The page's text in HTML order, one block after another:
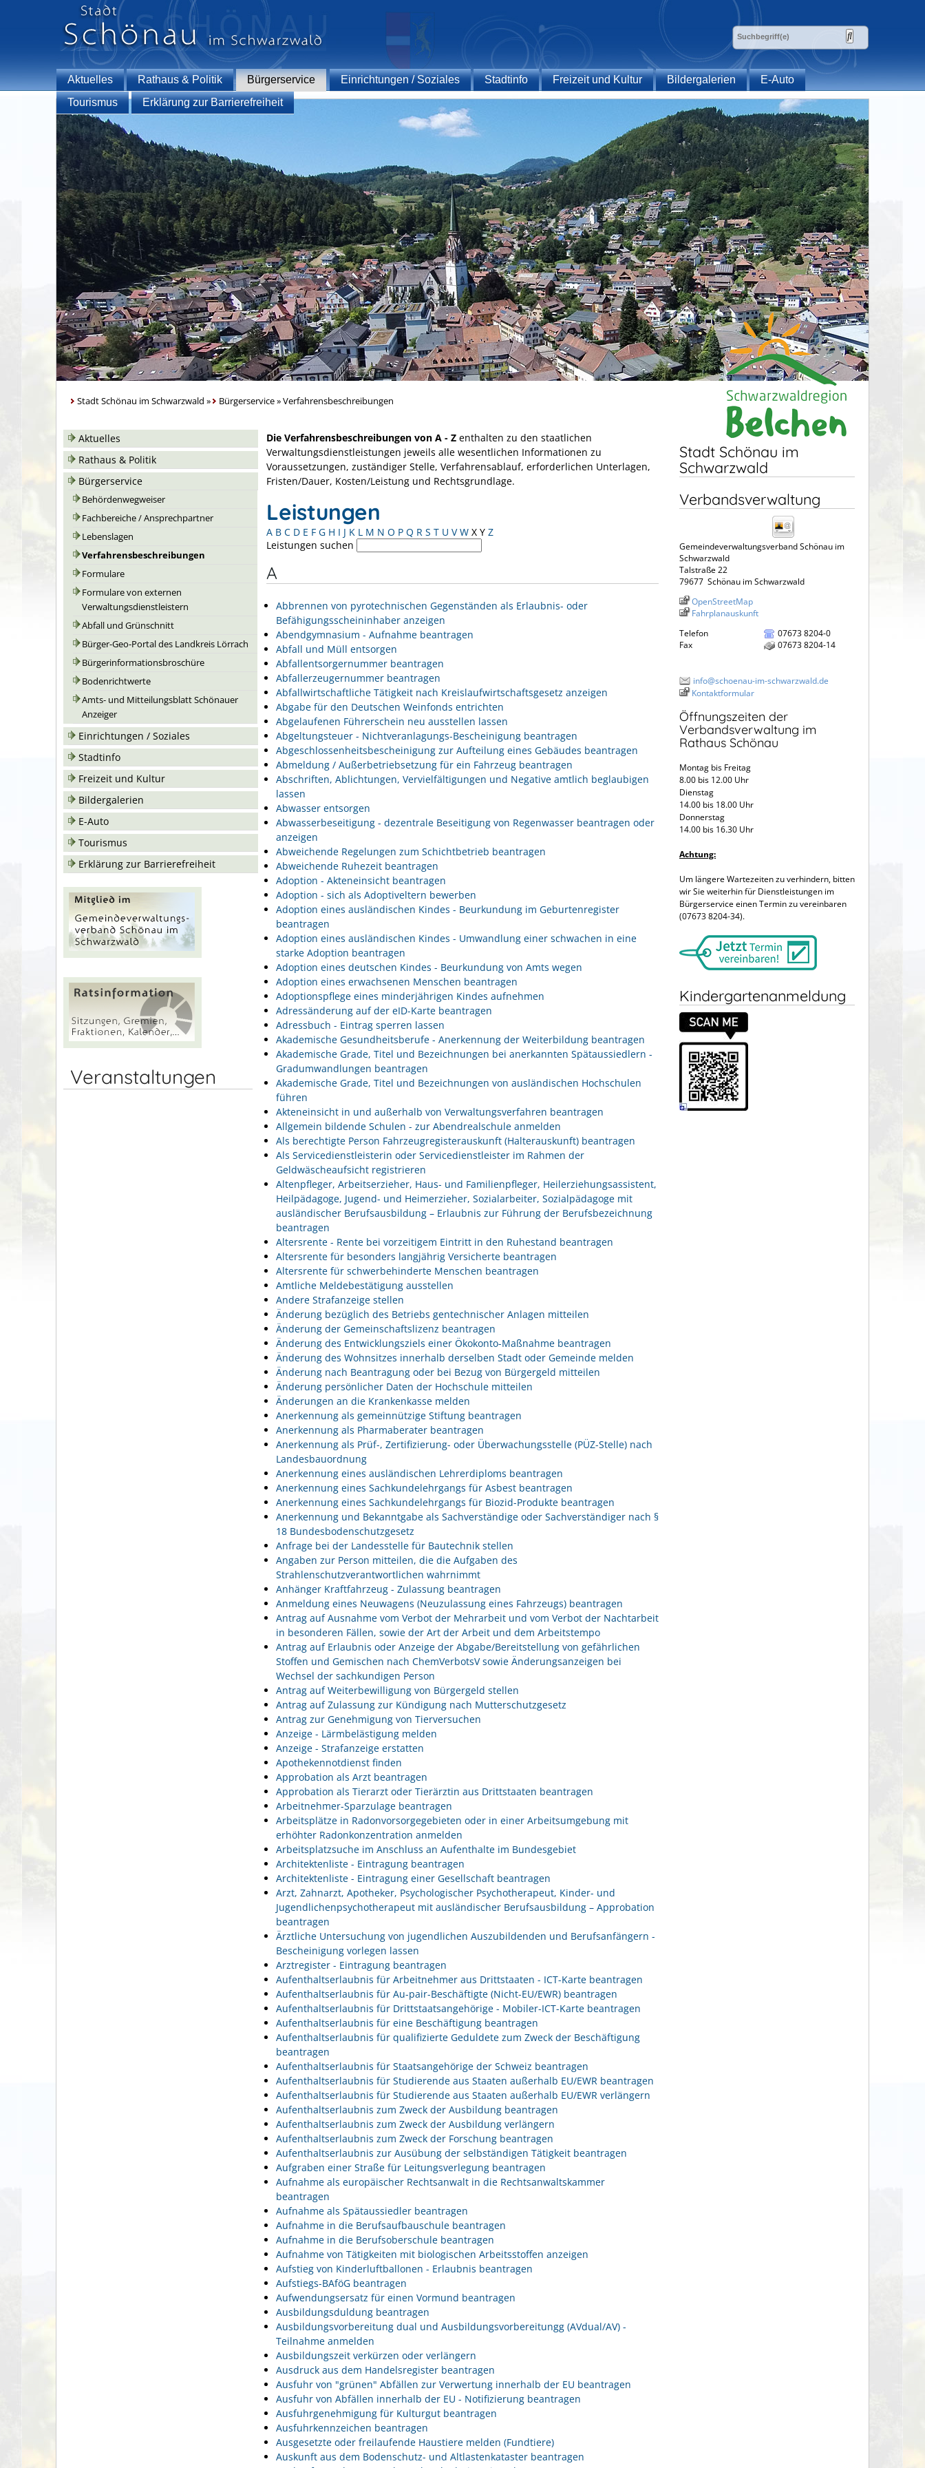
Aktuelles Rathaus & Politik Bürgerservice Einrichtungen / Soziales Stadtinfo Freizeit und Kultur Bildergalerien
E-Auto
Tourismus
Erklärung zur Barrierefreiheit
Stadt Schönau im Schwarzwald » Bürgerservice»Verfahrensbeschreibungen
Aktuelles
Rathaus & Politik
Bürgerservice
Behördenwegweiser
Fachbereiche / Ansprechpartner
Lebenslagen
Verfahrensbeschreibungen
Formulare
Formulare von externen
Verwaltungsdienstleistern
Abfall und Grünschnitt
Bürger-Geo-Portal des Landkreis Lörrach
Bürgerinformationsbroschüre
Bodenrichtwerte
Amts- und Mitteilungsblatt Schönauer
Anzeiger
Einrichtungen / Soziales
Stadtinfo
Freizeit und Kultur
Bildergalerien
E-Auto
Tourismus
Erklärung zur Barrierefreiheit
Veranstaltungen
Die Verfahrensbeschreibungen von A - Z enthalten zu den staatlichen
Verwaltungsdienstleistungen jeweils alle wesentlichen Informationen zu
Voraussetzungen, zuständiger Stelle, Verfahrensablauf, erforderlichen Unterlagen,
Fristen/Dauer, Kosten/Leistung und Rechtsgrundlage.
Leistungen
A B C D E F G H I J K L M N O P Q R S T U V W X Y Z
Leistungen suchen
A
Abbrennen von pyrotechnischen Gegenständen als Erlaubnis- oder
Befähigungsscheininhaber anzeigen
Abendgymnasium - Aufnahme beantragen
Abfall und Müll entsorgen
Abfallentsorgernummer beantragen
Abfallerzeugernummer beantragen
Abfallwirtschaftliche Tätigkeit nach Kreislaufwirtschaftsgesetz anzeigen
Abgabe für den Deutschen Weinfonds entrichten
Abgelaufenen Führerschein neu ausstellen lassen
Abgeltungsteuer - Nichtveranlagungs-Bescheinigung beantragen
Abgeschlossenheitsbescheinigung zur Aufteilung eines Gebäudes beantragen
Abmeldung / Außerbetriebsetzung für ein Fahrzeug beantragen
Abschriften, Ablichtungen, Vervielfältigungen und Negative amtlich beglaubigen
lassen
Abwasser entsorgen
Abwasserbeseitigung - dezentrale Beseitigung von Regenwasser beantragen oder
anzeigen
Abweichende Regelungen zum Schichtbetrieb beantragen
Abweichende Ruhezeit beantragen
Adoption - Akteneinsicht beantragen
Adoption - sich als Adoptiveltern bewerben
Adoption eines ausländischen Kindes - Beurkundung im Geburtenregister
beantragen
Adoption eines ausländischen Kindes - Umwandlung einer schwachen in eine
starke Adoption beantragen
Adoption eines deutschen Kindes - Beurkundung von Amts wegen
Adoption eines erwachsenen Menschen beantragen
Adoptionspflege eines minderjährigen Kindes aufnehmen
Adressänderung auf der eID-Karte beantragen
Adressbuch - Eintrag sperren lassen
Akademische Gesundheitsberufe - Anerkennung der Weiterbildung beantragen
Akademische Grade, Titel und Bezeichnungen bei anerkannten Spätaussiedlern -
Gradumwandlungen beantragen
Akademische Grade, Titel und Bezeichnungen von ausländischen Hochschulen
führen
Akteneinsicht in und außerhalb von Verwaltungsverfahren beantragen
Allgemein bildende Schulen - zur Abendrealschule anmelden
Als berechtigte Person Fahrzeugregisterauskunft (Halterauskunft) beantragen
Als Servicedienstleisterin oder Servicedienstleister im Rahmen der
Geldwäscheaufsicht registrieren
Altenpfleger, Arbeitserzieher, Haus- und Familienpfleger, Heilerziehungsassistent,
Heilpädagoge, Jugend- und Heimerzieher, Sozialarbeiter, Sozialpädagoge mit
ausländischer Berufsausbildung – Erlaubnis zur Führung der Berufsbezeichnung
beantragen
Altersrente - Rente bei vorzeitigem Eintritt in den Ruhestand beantragen
Altersrente für besonders langjährig Versicherte beantragen
Altersrente für schwerbehinderte Menschen beantragen
Amtliche Meldebestätigung ausstellen
Andere Strafanzeige stellen
Änderung bezüglich des Betriebs gentechnischer Anlagen mitteilen
Änderung der Gemeinschaftslizenz beantragen
Änderung des Entwicklungsziels einer Ökokonto-Maßnahme beantragen
Änderung des Wohnsitzes innerhalb derselben Stadt oder Gemeinde melden
Änderung nach Beantragung oder bei Bezug von Bürgergeld mitteilen
Änderung persönlicher Daten der Hochschule mitteilen
Änderungen an die Krankenkasse melden
Anerkennung als gemeinnützige Stiftung beantragen
Anerkennung als Pharmaberater beantragen
Anerkennung als Prüf-, Zertifizierung- oder Überwachungsstelle (PÜZ-Stelle) nach
Landesbauordnung
Anerkennung eines ausländischen Lehrerdiploms beantragen
Anerkennung eines Sachkundelehrgangs für Asbest beantragen
Anerkennung eines Sachkundelehrgangs für Biozid-Produkte beantragen
Anerkennung und Bekanntgabe als Sachverständige oder Sachverständiger nach §
18 Bundesbodenschutzgesetz
Anfrage bei der Landesstelle für Bautechnik stellen
Angaben zur Person mitteilen, die die Aufgaben des
Strahlenschutzverantwortlichen wahrnimmt
Anhänger Kraftfahrzeug - Zulassung beantragen
Anmeldung eines Neuwagens (Neuzulassung eines Fahrzeugs) beantragen
Antrag auf Ausnahme vom Verbot der Mehrarbeit und vom Verbot der Nachtarbeit
in besonderen Fällen, sowie der Art der Arbeit und dem Arbeitstempo
Antrag auf Erlaubnis oder Anzeige der Abgabe/Bereitstellung von gefährlichen
Stoffen und Gemischen nach ChemVerbotsV sowie Änderungsanzeigen bei
Wechsel der sachkundigen Person
Antrag auf Weiterbewilligung von Bürgergeld stellen
Antrag auf Zulassung zur Kündigung nach Mutterschutzgesetz
Antrag zur Genehmigung von Tierversuchen
Anzeige - Lärmbelästigung melden
Anzeige - Strafanzeige erstatten
Apothekennotdienst finden
Approbation als Arzt beantragen
Approbation als Tierarzt oder Tierärztin aus Drittstaaten beantragen
Arbeitnehmer-Sparzulage beantragen
Arbeitsplätze in Radonvorsorgegebieten oder in einer Arbeitsumgebung mit
erhöhter Radonkonzentration anmelden
Arbeitsplatzsuche im Anschluss an Aufenthalte im Bundesgebiet
Architektenliste - Eintragung beantragen
Architektenliste - Eintragung einer Gesellschaft beantragen
Arzt, Zahnarzt, Apotheker, Psychologischer Psychotherapeut, Kinder- und
Jugendlichenpsychotherapeut mit ausländischer Berufsausbildung – Approbation
beantragen
Ärztliche Untersuchung von jugendlichen Auszubildenden und Berufsanfängern -
Bescheinigung vorlegen lassen
Arztregister - Eintragung beantragen
Aufenthaltserlaubnis für Arbeitnehmer aus Drittstaaten - ICT-Karte beantragen
Aufenthaltserlaubnis für Au-pair-Beschäftigte (Nicht-EU/EWR) beantragen
Aufenthaltserlaubnis für Drittstaatsangehörige - Mobiler-ICT-Karte beantragen
Aufenthaltserlaubnis für eine Beschäftigung beantragen
Aufenthaltserlaubnis für qualifizierte Geduldete zum Zweck der Beschäftigung
beantragen
Aufenthaltserlaubnis für Staatsangehörige der Schweiz beantragen
Aufenthaltserlaubnis für Studierende aus Staaten außerhalb EU/EWR beantragen
Aufenthaltserlaubnis für Studierende aus Staaten außerhalb EU/EWR verlängern
Aufenthaltserlaubnis zum Zweck der Ausbildung beantragen
Aufenthaltserlaubnis zum Zweck der Ausbildung verlängern
Aufenthaltserlaubnis zum Zweck der Forschung beantragen
Aufenthaltserlaubnis zur Ausübung der selbständigen Tätigkeit beantragen
Aufgraben einer Straße für Leitungsverlegung beantragen
Aufnahme als europäischer Rechtsanwalt in die Rechtsanwaltskammer
beantragen
Aufnahme als Spätaussiedler beantragen
Aufnahme in die Berufsaufbauschule beantragen
Aufnahme in die Berufsoberschule beantragen
Aufnahme von Tätigkeiten mit biologischen Arbeitsstoffen anzeigen
Aufstieg von Kinderluftballonen - Erlaubnis beantragen
Aufstiegs-BAföG beantragen
Aufwendungsersatz für einen Vormund beantragen
Ausbildungsduldung beantragen
Ausbildungsvorbereitung dual und Ausbildungsvorbereitungg (AVdual/AV) -
Teilnahme anmelden
Ausbildungszeit verkürzen oder verlängern
Ausdruck aus dem Handelsregister beantragen
Ausfuhr von "grünen" Abfällen zur Verwertung innerhalb der EU beantragen
Ausfuhr von Abfällen innerhalb der EU - Notifizierung beantragen
Ausfuhrgenehmigung für Kulturgut beantragen
Ausfuhrkennzeichen beantragen
Ausgesetzte oder freilaufende Haustiere melden (Fundtiere)
Auskunft aus dem Bodenschutz- und Altlastenkataster beantragen
Stadt Schönau im
Schwarzwald
Verbandsverwaltung
Gemeindeverwaltungsverband Schönau im
Schwarzwald
Talstraße 22
79677 Schönau im Schwarzwald
OpenStreetMap
Fahrplanauskunft
Telefon
07673 8204-0
Fax
07673 8204-14
info@schoenau-im-schwarzwald.de
Kontaktformular
Öffnungszeiten der
Verbandsverwaltung im
Rathaus Schönau
Montag bis Freitag
8.00 bis 12.00 Uhr
Dienstag
14.00 bis 18.00 Uhr
Donnerstag
14.00 bis 16.30 Uhr
Achtung:
Um längere Wartezeiten zu verhindern, bitten
wir Sie weiterhin für Dienstleistungen im
Bürgerservice einen Termin zu vereinbaren
(07673 8204-34).
Kindergartenanmeldung